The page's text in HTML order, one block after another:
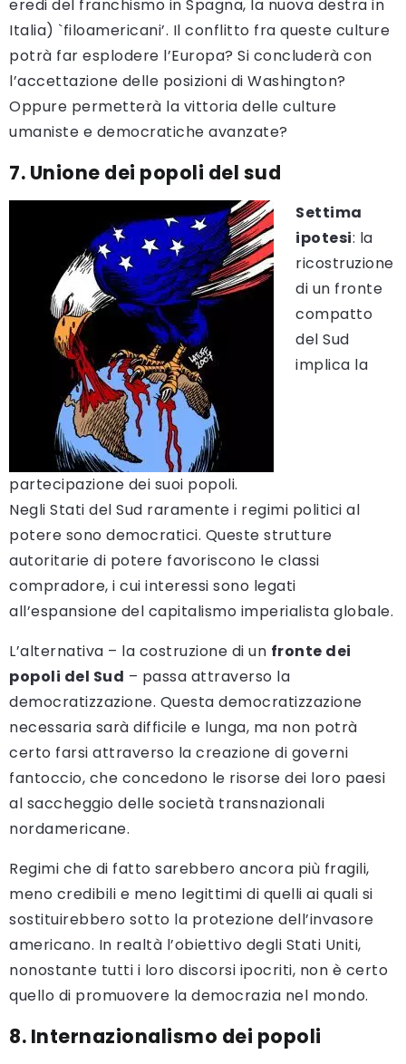
eredi del franchismo in Spagna, la nuova destra in
Italia) `filoamericani’. Il conflitto fra queste culture
potrà far esplodere l’Europa? Si concluderà con
l’accettazione delle posizioni di Washington?
Oppure permetterà la vittoria delle culture
umaniste e democratiche avanzate?
7. Unione dei popoli del sud
Settima
ipotesi: la
ricostruzione
di un fronte
compatto
del Sud
implica la
partecipazione dei suoi popoli.
Negli Stati del Sud raramente i regimi politici al
potere sono democratici. Queste strutture
autoritarie di potere favoriscono le classi
compradore, i cui interessi sono legati
all’espansione del capitalismo imperialista globale.
L’alternativa – la costruzione di un fronte dei
popoli del Sud – passa attraverso la
democratizzazione. Questa democratizzazione
necessaria sarà difficile e lunga, ma non potrà
certo farsi attraverso la creazione di governi
fantoccio, che concedono le risorse dei loro paesi
al saccheggio delle società transnazionali
nordamericane.
Regimi che di fatto sarebbero ancora più fragili,
meno credibili e meno legittimi di quelli ai quali si
sostituirebbero sotto la protezione dell’invasore
americano. In realtà l’obiettivo degli Stati Uniti,
nonostante tutti i loro discorsi ipocriti, non è certo
quello di promuovere la democrazia nel mondo.
8. Internazionalismo dei popoli